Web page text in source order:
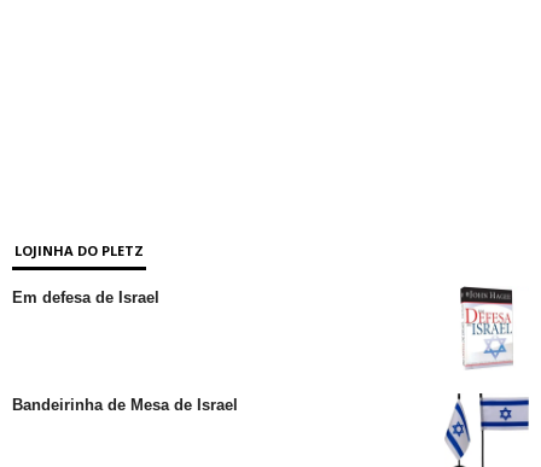
LOJINHA DO PLETZ
Em defesa de Israel
Bandeirinha de Mesa de Israel